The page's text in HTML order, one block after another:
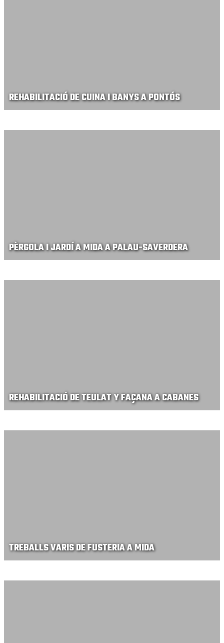
REHABILITACIÓ DE CUINA I BANYS A PONTÓS
PÈRGOLA I JARDÍ A MIDA A PALAU-SAVERDERA
REHABILITACIÓ DE TEULAT Y FAÇANA A CABANES
TREBALLS VARIS DE FUSTERIA A MIDA